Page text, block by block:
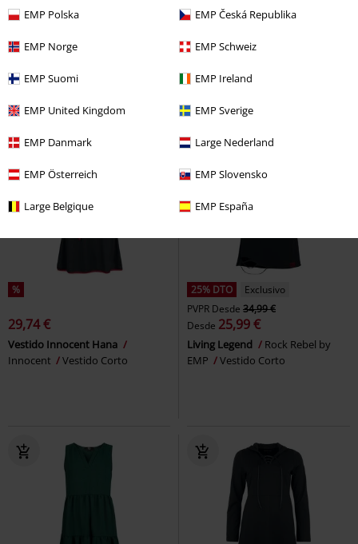
EMP Polska EMP Česká Republika
EMP Norge EMP Schweiz
EMP Suomi EMP Ireland
EMP United Kingdom EMP Sverige
EMP Danmark Large Nederland
EMP Österreich EMP Slovensko
Large Belgique EMP España
Desde35,99 €
Jorie Dress
Vestido largo
26,39 €
Raven
Black Premium by EMP
Vestido Corto
%
29,74 €
Vestido Innocent Hana
Innocent
Vestido Corto
25% DTO
Exclusivo
PVPR Desde 34,99 €
Desde 25,99 €
Living Legend
Rock Rebel by
EMP
Vestido Corto